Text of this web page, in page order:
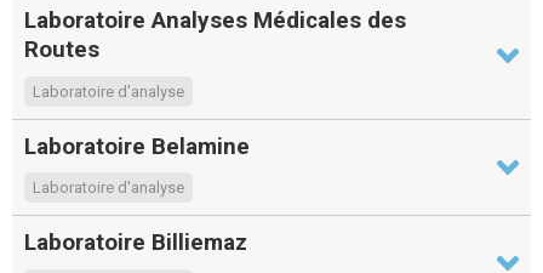
Laboratoire Analyses Médicales des
Routes
Laboratoire d'analyse
Laboratoire Belamine
Laboratoire d'analyse
Laboratoire Billiemaz